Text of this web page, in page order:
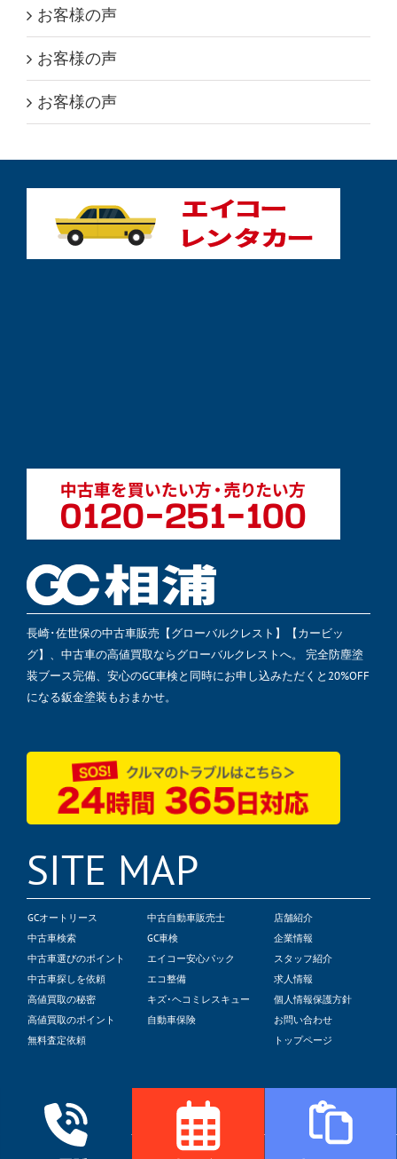
お客様の声
お客様の声
お客様の声
長崎･佐世保の中古車販売【グローバルクレスト】【カービッ
グ】、中古車の高値買取ならグローバルクレストへ。 完全防塵塗
装ブース完備、安心のGC車検と同時にお申し込みただくと20%OFF
になる鈑金塗装もおまかせ。
SITE MAP
GCオートリース
中古車検索
中古車選びのポイント
中古車探しを依頼
高値買取の秘密
高値買取のポイント
無料査定依頼
中古自動車販売士
GC車検
エイコー安心パック
エコ整備
キズ･ヘコミレスキュー
自動車保険
店舗紹介
企業情報
スタッフ紹介
求人情報
個人情報保護方針
お問い合わせ
トップページ